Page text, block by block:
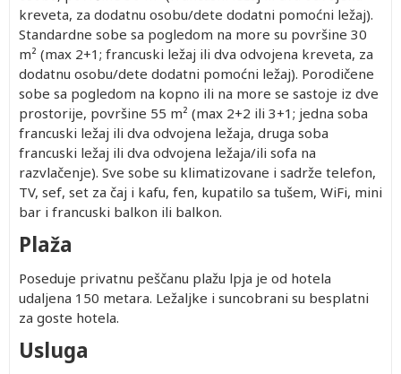
kreveta, za dodatnu osobu/dete dodatni pomoćni ležaj).
Standardne sobe sa pogledom na more su površine 30
m² (max 2+1; francuski ležaj ili dva odvojena kreveta, za
dodatnu osobu/dete dodatni pomoćni ležaj). Porodičene
sobe sa pogledom na kopno ili na more se sastoje iz dve
prostorije, površine 55 m² (max 2+2 ili 3+1; jedna soba
francuski ležaj ili dva odvojena ležaja, druga soba
francuski ležaj ili dva odvojena ležaja/ili sofa na
razvlačenje). Sve sobe su klimatizovane i sadrže telefon,
TV, sef, set za čaj i kafu, fen, kupatilo sa tušem, WiFi, mini
bar i francuski balkon ili balkon.
Plaža
Poseduje privatnu peščanu plažu lpja je od hotela
udaljena 150 metara. Ležaljke i suncobrani su besplatni
za goste hotela.
Usluga